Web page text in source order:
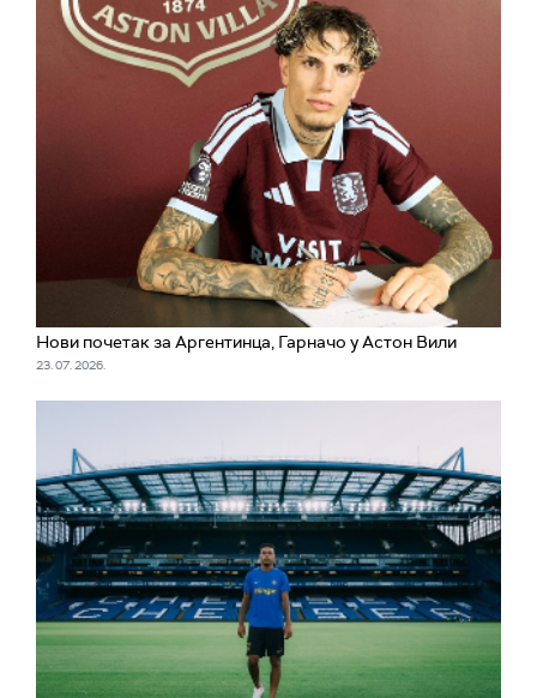
Нови почетак за Аргентинца, Гарначо у Астон Вили
23. 07. 2026.